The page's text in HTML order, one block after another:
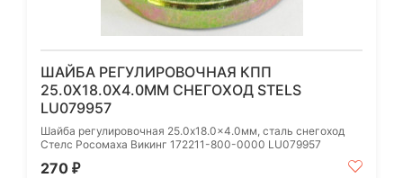
ШАЙБА РЕГУЛИРОВОЧНАЯ КПП
25.0X18.0X4.0ММ СНЕГОХОД STELS
LU079957
Шайба регулировочная 25.0x18.0x4.0мм, сталь cнегоход
Стелс Росомаха Викинг 172211-800-0000 LU079957
270 ₽